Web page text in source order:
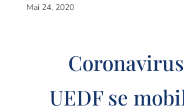
Mai 24, 2020
UEDF se